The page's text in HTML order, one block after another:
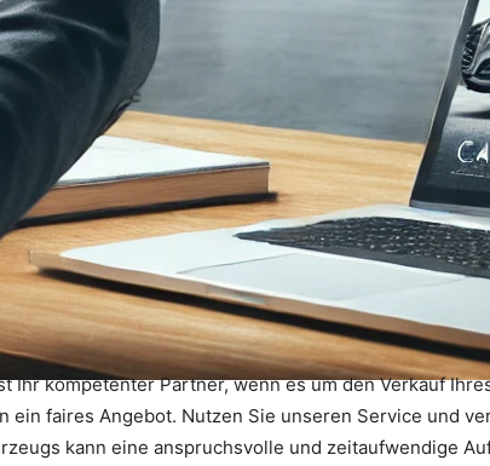
Ihr kompetenter Partner, wenn es um den Verkauf
ein faires Angebot. Nutzen Sie unseren Service und
kann eine anspruchsvolle und zeitaufwendige